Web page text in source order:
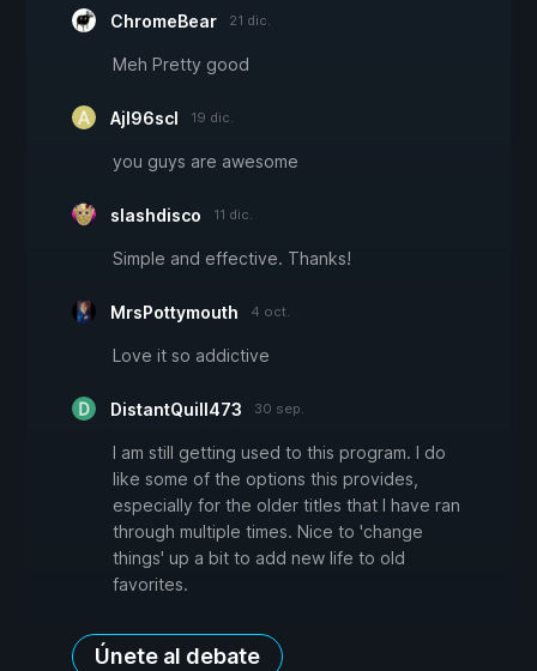
ChromeBear 21 dic.
Meh Pretty good
Ajl96scl 19 dic.
you guys are awesome
slashdisco 11 dic.
Simple and effective. Thanks!
MrsPottymouth 4 oct.
Love it so addictive
DistantQuill473 30 sep.
I am still getting used to this program. I do
like some of the options this provides,
especially for the older titles that I have ran
through multiple times. Nice to 'change
things' up a bit to add new life to old
favorites.
Únete al debate